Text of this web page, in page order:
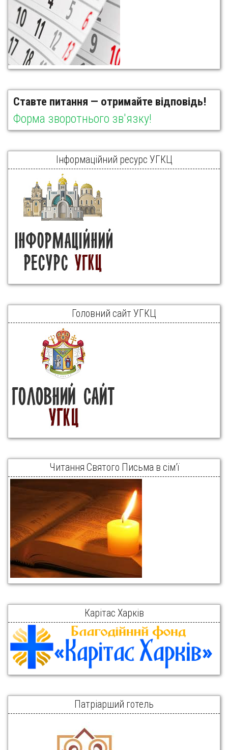
Ставте питання — отримайте відповідь!
Форма зворотнього зв'язку!
Інформаційний ресурс УГКЦ
Головний сайт УГКЦ
Читання Святого Письма в сім’ї
Карітас Харків
Патріарший готель